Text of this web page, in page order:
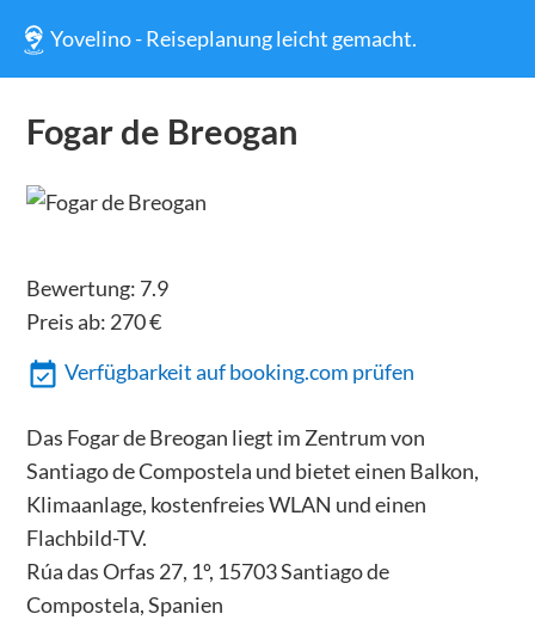
Yovelino - Reiseplanung leicht gemacht.
Fogar de Breogan
Bewertung: 7.9
Preis ab: 270€
Verfügbarkeit auf booking.com prüfen
Das Fogar de Breogan liegt im Zentrum von
Santiago de Compostela und bietet einen Balkon,
Klimaanlage, kostenfreies WLAN und einen
Flachbild-TV.
Rúa das Orfas 27, 1º, 15703 Santiago de
Compostela, Spanien